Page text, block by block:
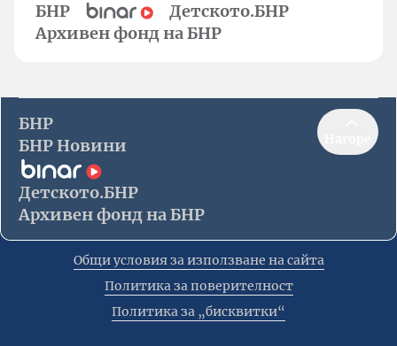
БНР
Детското.БНР
Архивен фонд на БНР
БНР
БНР Новини
Детското.БНР
Архивен фонд на БНР
Общи условия за използване на сайта
Политика за поверителност
Политика за „бисквитки“